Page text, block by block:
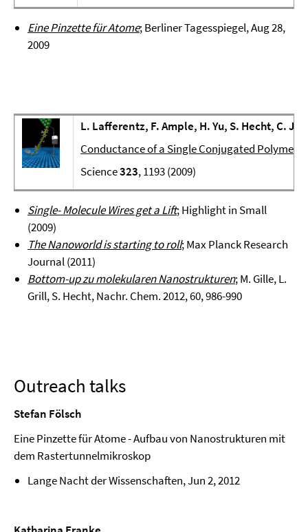
Eine Pinzette für Atome; Berliner Tagesspiegel, Aug 28,
2009
L. Lafferentz, F. Ample, H. Yu, S. Hecht, C.
Conductance of a Single Conjugated Polymer
Science323, 1193 (2009)
Single- Molecule Wires get a Lift; Highlight in Small
(2009)
The Nanoworld is starting to roll; Max Planck Research
Journal (2011)
Bottom-up zu molekularen Nanostrukturen; M. Gille, L.
Grill, S. Hecht, Nachr. Chem. 2012, 60, 986-990
Outreach talks
Stefan Fölsch
Eine Pinzette für Atome - Aufbau von Nanostrukturen mit
dem Rastertunnelmikroskop
Lange Nacht der Wissenschaften, Jun 2, 2012